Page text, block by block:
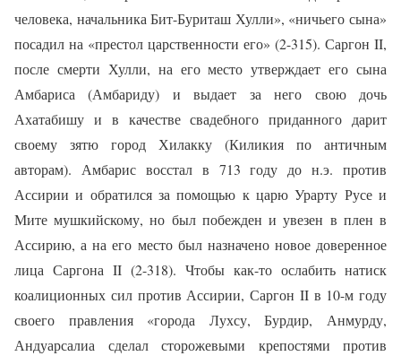
человека, начальника Бит-Буриташ Хулли», «ничьего сына»
посадил на «престол царственности его» (2-315). Саргон II,
после смерти Хулли, на его место утверждает его сына
Амбариса (Амбариду) и выдает за него свою дочь
Ахатабишу и в качестве свадебного приданного дарит
своему зятю город Хилакку (Киликия по античным
авторам). Амбарис восстал в 713 году до н.э. против
Ассирии и обратился за помощью к царю Урарту Русе и
Мите мушкийскому, но был побежден и увезен в плен в
Ассирию, а на его место был назначено новое доверенное
лица Саргона II (2-318). Чтобы как-то ослабить натиск
коалиционных сил против Ассирии, Саргон II в 10-м году
своего правления «города Лухсу, Бурдир, Анмурду,
Андуарсалиа сделал сторожевыми крепостями против